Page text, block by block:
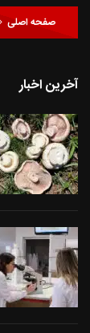
صفحه اصلی
آخرین اخبار